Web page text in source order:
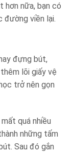
hơn nữa, bạn có
đường viền lại.
đựng bút,
lõi giấy vệ
trở nên gọn
quá nhiều
những tấm
Sau đó gắn